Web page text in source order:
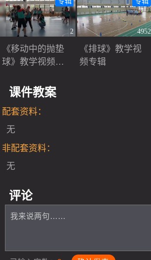
2
《移动中的抛垫
球》教学视频专
4952
《排球》教学视
频专辑
课件教案
配套资料：
无
非配套资料：
无
评论